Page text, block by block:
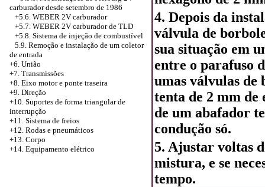
carburador desde setembro de 1986
+5.6. WEBER 2V carburador
+5.7. WEBER 2V carburador de TLD
+5.8. Sistema de injeção de combustível
5.9. Remoção e instalação de um coletor
de entrada
+6. União
+7. Transmissões
+8. Eixo motor e ponte traseira
+9. Direção
+10. Suportes de forma triangular de
interrupção
+11. Sistema de freios
+12. Rodas e pneumáticos
+13. Corpo
+14. Equipamento elétrico
4. Depois da
válvula de
sua situação em
entre o parafuso
umas válvulas de
tenta de 2 mm de
de um abafador
condução só.
5. Ajustar voltas
mistura, e se
tempo.